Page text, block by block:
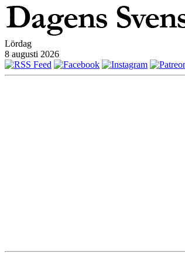
Lördag
8 augusti 2026